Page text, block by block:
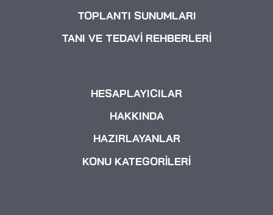
TOPLANTI SUNUMLARI
TANI VE TEDAVİ REHBERLERİ
HESAPLAYICILAR
HAKKINDA
HAZIRLAYANLAR
KONU KATEGORİLERİ